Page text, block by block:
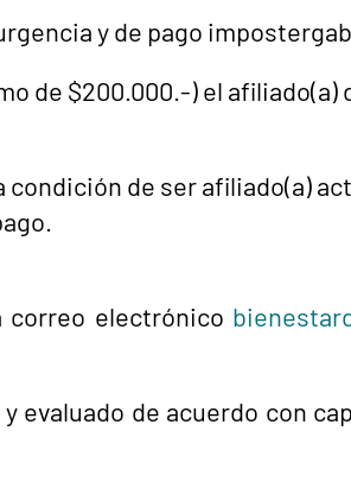
y de pago
de $200.000.-) el
de ser afiliado(a)
correo electrónico
evaluado de acuerdo con